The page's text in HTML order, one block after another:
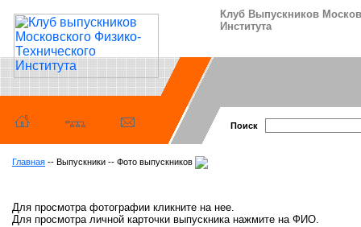
Клуб Выпускников
Института
Поиск
Главная -- Выпускники -- Фото выпускников
Для просмотра фотографии кликните на нее.
Для просмотра личной карточки выпускника нажмите на ФИО.